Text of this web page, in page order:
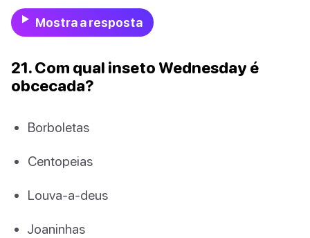
Mostra a resposta
21. Com qual inseto Wednesday é
obcecada?
Borboletas
Centopeias
Louva-a-deus
Joaninhas